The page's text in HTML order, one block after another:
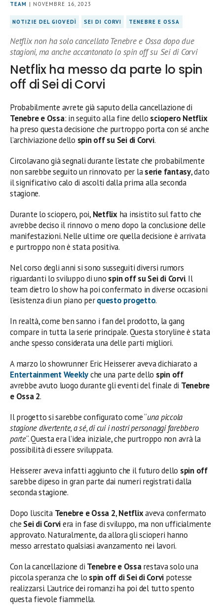
TEAM | NOVEMBRE 16, 2023
NOTIZIE DEL GIOVEDÌ SEI DI CORVI TENEBRE E OSSA
Netflix non ha solo cancellato Tenebre e Ossa dopo due
stagioni, ma anche accantonato lo spin off su Sei di Corvi
Netflix ha messo da parte lo spin
off di Sei di Corvi
Probabilmente avrete già saputo della cancellazione di
Tenebre e Ossa: in seguito alla fine dello sciopero Netflix
ha preso questa decisione che purtroppo porta con sé anche
l’archiviazione dello spin off su Sei di Corvi.
Circolavano già segnali durante l’estate che probabilmente
non sarebbe seguito un rinnovato per laserie fantasy, dato
il significativo calo di ascolti dalla prima alla seconda
stagione.
Durante lo sciopero, poi, Netflixha insistito sul fatto che
avrebbe deciso il rinnovo o meno dopo la conclusione delle
manifestazioni. Nelle ultime ore quella decisione è arrivata
e purtroppo non è stata positiva.
Nel corso degli anni si sono susseguiti diversi rumors
riguardanti lo sviluppo di uno spin off su Sei di Corvi. Il
team dietro lo show ha poi confermato in diverse occasioni
l’esistenza di un piano perquesto progetto.
In realtà, come ben sanno i fan del prodotto, la gang
compare in tutta la serie principale. Questa storyline è stata
anche spesso considerata una delle parti migliori.
A marzo lo showrunner Eric Heisserer aveva dichiarato a
Entertainment Weeklyche una parte dello spin off
avrebbe avuto luogo durante gli eventi del finale di Tenebre
e Ossa 2.
Il progetto si sarebbe configurato come “una piccola
stagione divertente, a sé, di cui i nostri personaggi farebbero
parte“. Questa era l’idea iniziale, che purtroppo non avrà la
possibilità di essere sviluppata.
Heisserer aveva infatti aggiunto che il futuro dello spin off
sarebbe dipeso in gran parte dai numeri registrati dalla
seconda stagione.
Dopo l’uscita Tenebre e Ossa 2,Netflixaveva confermato
che Sei di Corviera in fase di sviluppo, ma non ufficialmente
approvato. Naturalmente, da allora gli scioperi hanno
messo arrestato qualsiasi avanzamento nei lavori.
Con la cancellazione di Tenebre e Ossarestava solo una
piccola speranza che lo spin off di Sei di Corvi potesse
realizzarsi. L’autrice dei romanzi ha poi del tutto spento
questa fievole fiammella.